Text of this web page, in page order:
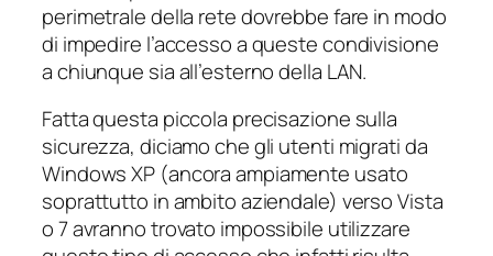
perimetrale della rete dovrebbe fare in modo
di impedire l’accesso a queste condivisione
a chiunque sia all’esterno della LAN.
Fatta questa piccola precisazione sulla
sicurezza, diciamo che gli utenti migrati da
Windows XP (ancora ampiamente usato
soprattutto in ambito aziendale) verso Vista
o 7 avranno trovato impossibile utilizzare